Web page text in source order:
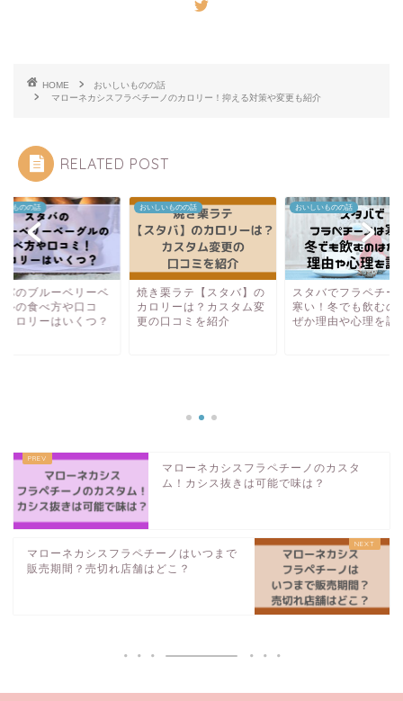
HOME
おいしいものの話
マローネカシスフラペチーノのカロリー！抑える対策や変更も紹介
RELATED POST
いものの話
バのブルーベリーベ
ルの食べ方や口コ
カロリーはいくつ？
おいしいものの話
焼き栗ラテ【スタバ】の
カロリーは？カスタム変
更の口コミを紹介
おいしいものの話
スタバでフラペチー
寒い！冬でも飲むの
ぜか理由や心理を調
マローネカシスフラペチーノのカスタ
ム！カシス抜きは可能で味は？
マローネカシスフラペチーノはいつまで
販売期間？売切れ店舗はどこ？